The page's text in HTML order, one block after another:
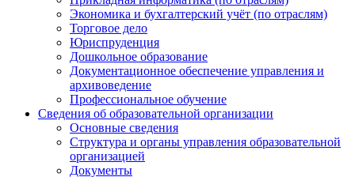
Экономика и бухгалтерский учёт (по отраслям)
Торговое дело
Юриспруденция
Дошкольное образование
Документационное обеспечение управления и
архивоведение
Профессиональное обучение
Сведения об образовательной организации
Основные сведения
Структура и органы управления образовательной
организацией
Документы